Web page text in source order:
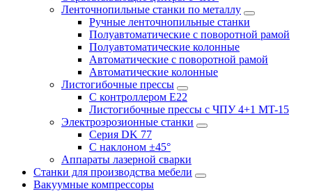
Ленточнопильные станки по металлу
Ручные ленточнопильные станки
Полуавтоматические с поворотной рамой
Полуавтоматические колонные
Автоматические с поворотной рамой
Автоматические колонные
Листогибочные прессы
С контроллером E22
Листогибочные прессы с ЧПУ 4+1 MT-15
Электроэрозионные станки
Серия DK 77
С наклоном ±45°
Аппараты лазерной сварки
Станки для производства мебели
Вакуумные компрессоры